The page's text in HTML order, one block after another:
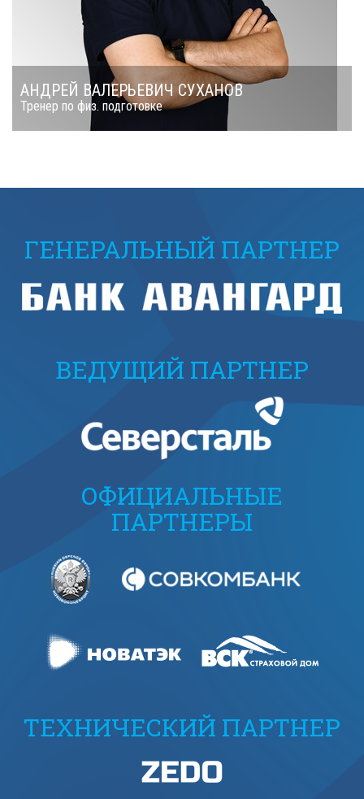
АНДРЕЙ ВАЛЕРЬЕВИЧ СУХАНОВ
Тренер по физ. подготовке
ГЕНЕРАЛЬНЫЙ ПАРТНЕР
ВЕДУЩИЙ ПАРТНЕР
ОФИЦИАЛЬНЫЕ
ПАРТНЕРЫ
ТЕХНИЧЕСКИЙ ПАРТНЕР